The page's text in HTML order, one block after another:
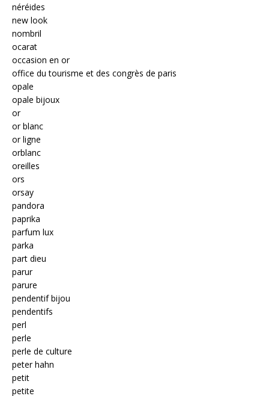
néréides
new look
nombril
ocarat
occasion en or
office du tourisme et des congrès de paris
opale
opale bijoux
or
or blanc
or ligne
orblanc
oreilles
ors
orsay
pandora
paprika
parfum lux
parka
part dieu
parur
parure
pendentif bijou
pendentifs
perl
perle
perle de culture
peter hahn
petit
petite